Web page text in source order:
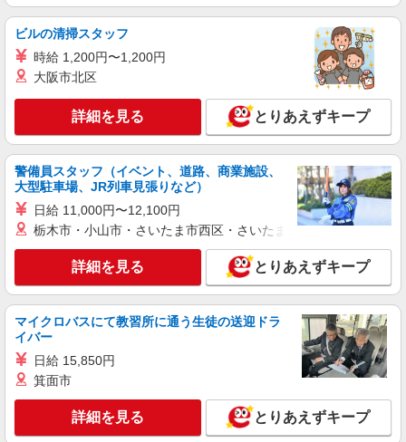
ビルの清掃スタッフ
時給 1,200円〜1,200円
大阪市北区
詳細を見る とりあえずキープ
警備員スタッフ（イベント、道路、商業施設、
大型駐車場、JR列車見張りなど）
日給 11,000円〜12,100円
栃木市・小山市・さいたま市西区・さいたま市岩槻区・久喜市・
詳細を見る とりあえずキープ
マイクロバスにて教習所に通う生徒の送迎ドラ
イバー
日給 15,850円
箕面市
詳細を見る とりあえずキープ